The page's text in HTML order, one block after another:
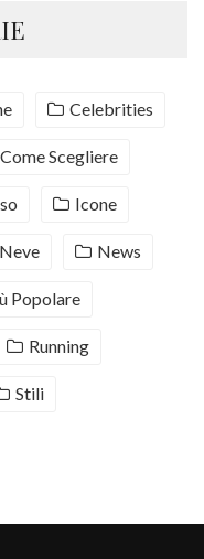
Celebrities
Come Scegliere
Icone
Neve News
Popolare
Running
Stili